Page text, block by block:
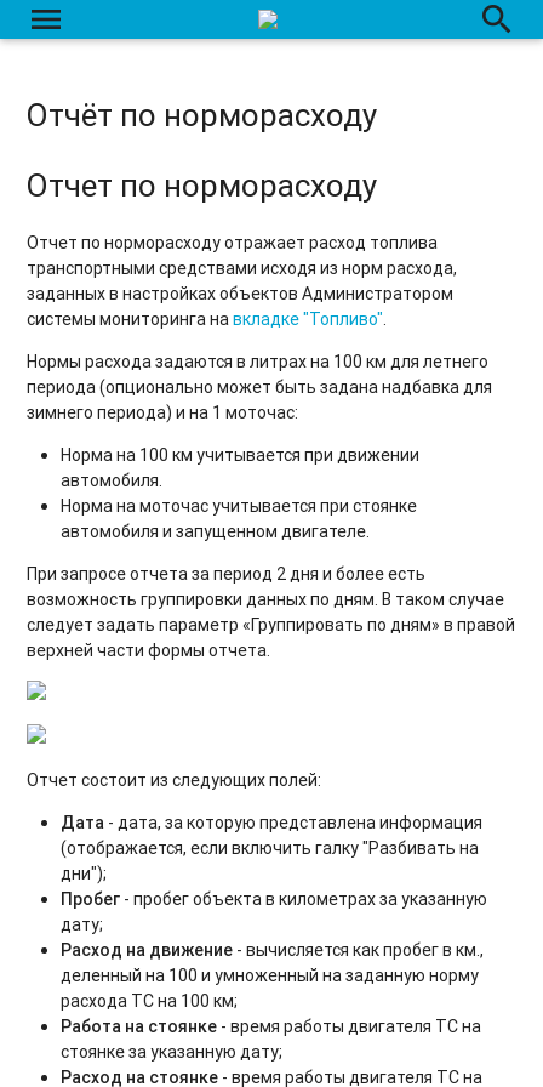
menu
Отчёт по маршрутам
Отчёт по рабочему времени
Отчёт по сменам
Отчет по агрозонам - общие показатели
Отчет по групповой обработке полей
Отчёт по транспортным средствам
Отчёт по водителям
Отчёт по нарушениям
Отчёт по периодическим мероприятиям
Отчёт по выгрузке комбайнов
Отчёт по комбайнам - контроль ТС
Отчёт по контролю персонала (СКУД)
Отчёт по состоянию оборудования
Расширенный отчёт по состоянию оборудования
Отчёт по качеству связи
Отчёт по работе системы
Отчёт по работе оборудования
Отчет по параметрам объектов
search
Отчёт по норморасходу
Отчет по норморасходу
Отчет по норморасходу отражает расход топлива
транспортными средствами исходя из норм расхода,
заданных в настройках объектов Администратором
системы мониторинга навкладке "Топливо".
Нормы расхода задаются в литрах на 100 км для летнего
периода (опционально может быть задана надбавка для
зимнего периода) и на 1 моточас:
Норма на 100 км учитывается при движении
автомобиля.
Норма на моточас учитывается при стоянке
автомобиля и запущенном двигателе.
При запросе отчета за период 2 дня и более есть
возможность группировки данных по дням. В таком случае
следует задать параметр «Группировать по дням» в правой
верхней части формы отчета.
Отчет состоит из следующих полей:
Дата - дата, за которую представлена информация
(отображается, если включить галку "Разбивать на
дни");
Пробег - пробег объекта в километрах за указанную
дату;
Расход на движение - вычисляется как пробег в км.,
деленный на 100 и умноженный на заданную норму
расхода ТС на 100 км;
Работа на стоянке - время работы двигателя ТС на
стоянке за указанную дату;
Расход на стоянке - время работы двигателя ТС на